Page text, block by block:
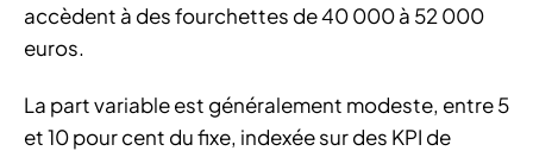
accèdent à des fourchettes de 40 000 à 52 000
euros.
La part variable est généralement modeste, entre 5
et 10 pour cent du fixe, indexée sur des KPI de